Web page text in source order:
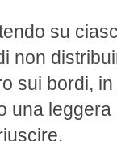
su
non
sui bordi,
una